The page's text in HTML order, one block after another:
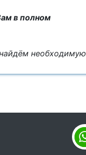
в полном
необходимую